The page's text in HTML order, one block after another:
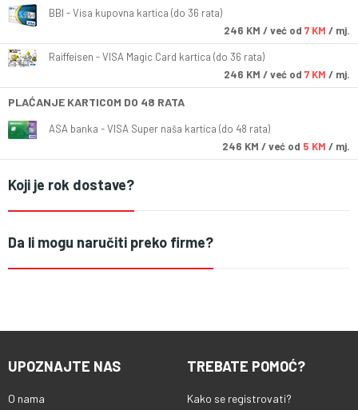
BBI - Visa kupovna kartica (do 36 rata)
246 KM / već od 7 KM / mj.
Raiffeisen - VISA Magic Card kartica (do 36 rata)
246 KM / već od 7 KM / mj.
PLAĆANJE KARTICOM DO 48 RATA
ASA banka - VISA Super naša kartica (do 48 rata)
246 KM / već od 5 KM / mj.
Koji je rok dostave?
Da li mogu naručiti preko firme?
UPOZNAJTE NAS
O nama
TREBATE POMOĆ?
Kako se registrovati?